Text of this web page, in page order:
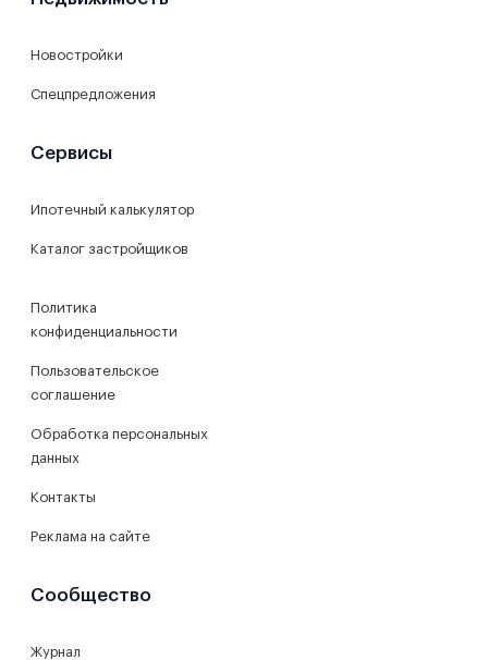
Новостройки
Спецпредложения
Сервисы
Ипотечный калькулятор
Каталог застройщиков
Политика
конфиденциальности
Пользовательское
соглашение
Обработка персональных
данных
Контакты
Реклама на сайте
Сообщество
Журнал